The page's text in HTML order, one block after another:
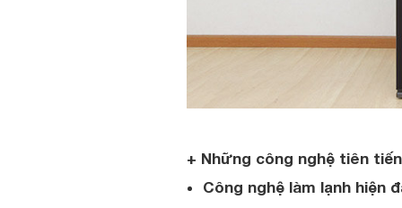
+ Những công nghệ tiên
Công nghệ làm lạnh hiện